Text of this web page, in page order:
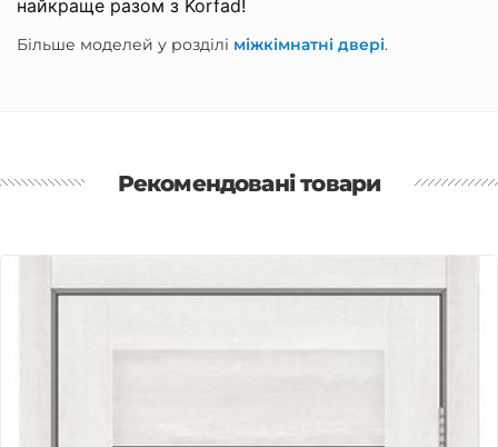
найкраще разом з Korfad!
Більше моделей у розділі міжкімнатні двері.
Рекомендовані товари